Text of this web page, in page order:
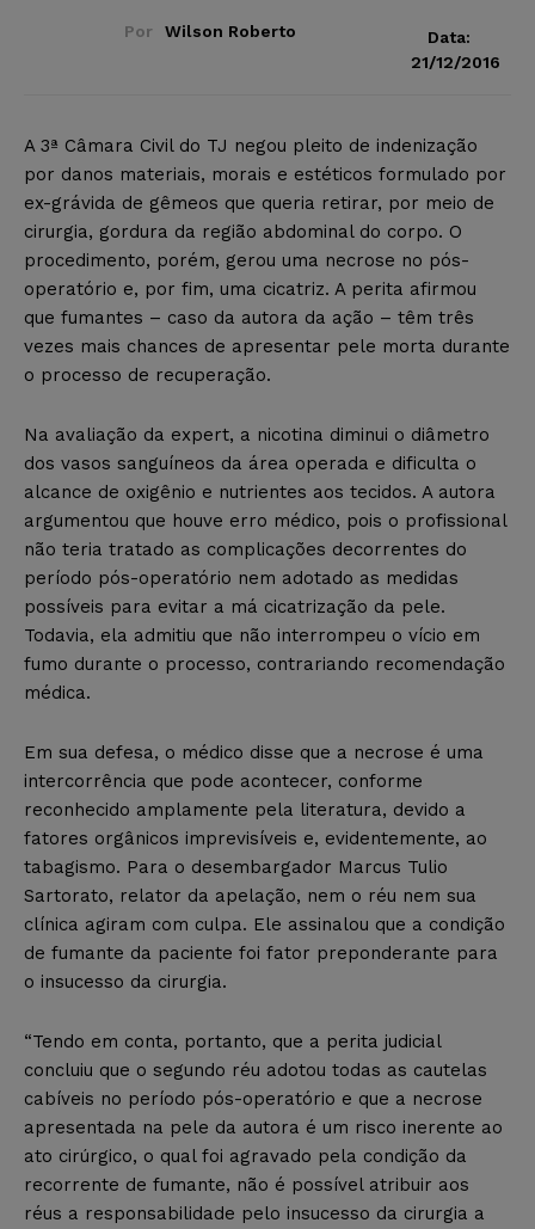
Por Wilson Roberto
Data:
21/12/2016
A 3ª Câmara Civil do TJ negou pleito de indenização
por danos materiais, morais e estéticos formulado por
ex-grávida de gêmeos que queria retirar, por meio de
cirurgia, gordura da região abdominal do corpo. O
procedimento, porém, gerou uma necrose no pós-
operatório e, por fim, uma cicatriz. A perita afirmou
que fumantes – caso da autora da ação – têm três
vezes mais chances de apresentar pele morta durante
o processo de recuperação.
Na avaliação da expert, a nicotina diminui o diâmetro
dos vasos sanguíneos da área operada e dificulta o
alcance de oxigênio e nutrientes aos tecidos. A autora
argumentou que houve erro médico, pois o profissional
não teria tratado as complicações decorrentes do
período pós-operatório nem adotado as medidas
possíveis para evitar a má cicatrização da pele.
Todavia, ela admitiu que não interrompeu o vício em
fumo durante o processo, contrariando recomendação
médica.
Em sua defesa, o médico disse que a necrose é uma
intercorrência que pode acontecer, conforme
reconhecido amplamente pela literatura, devido a
fatores orgânicos imprevisíveis e, evidentemente, ao
tabagismo. Para o desembargador Marcus Tulio
Sartorato, relator da apelação, nem o réu nem sua
clínica agiram com culpa. Ele assinalou que a condição
de fumante da paciente foi fator preponderante para
o insucesso da cirurgia.
“Tendo em conta, portanto, que a perita judicial
concluiu que o segundo réu adotou todas as cautelas
cabíveis no período pós-operatório e que a necrose
apresentada na pele da autora é um risco inerente ao
ato cirúrgico, o qual foi agravado pela condição da
recorrente de fumante, não é possível atribuir aos
réus a responsabilidade pelo insucesso da cirurgia a